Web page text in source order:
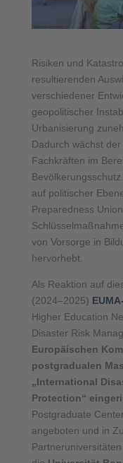
Risiken und
resultierenden
verschiedener
geopolitischer
Urbanisierung
Dadurch wächst
Fachkräften im
auf politischer
Preparedness
von Vorsorge in
hervorhebt.
Als Reaktion auf
(2024–2025)
Higher Education
Disaster Risk
Europäischen
postgradualen
„International
Protection“
Postgraduate
angeboten und in